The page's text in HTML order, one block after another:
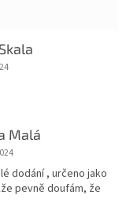
obchodu je 5 z 5
Malá
obchodu je 5 z 5
dodání , určeno jako
pevně doufám, že